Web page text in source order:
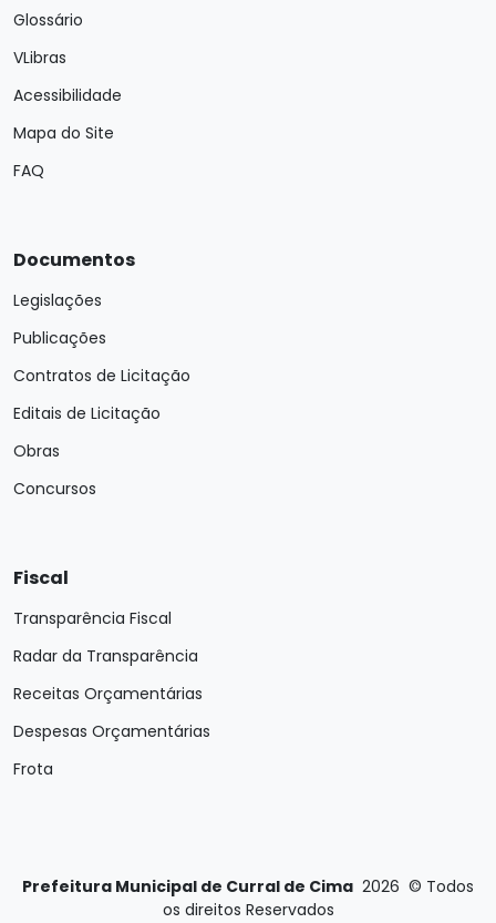
Glossário
VLibras
Acessibilidade
Mapa do Site
FAQ
Documentos
Legislações
Publicações
Contratos de Licitação
Editais de Licitação
Obras
Concursos
Fiscal
Transparência Fiscal
Radar da Transparência
Receitas Orçamentárias
Despesas Orçamentárias
Frota
Prefeitura Municipal de Curral de Cima 2026 © Todos
os direitos Reservados